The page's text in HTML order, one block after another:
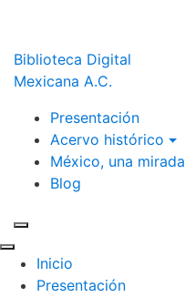
Biblioteca Digital
Mexicana A.C.
Presentación
Acervo histórico
México, una mirada
Blog
Inicio
Presentación